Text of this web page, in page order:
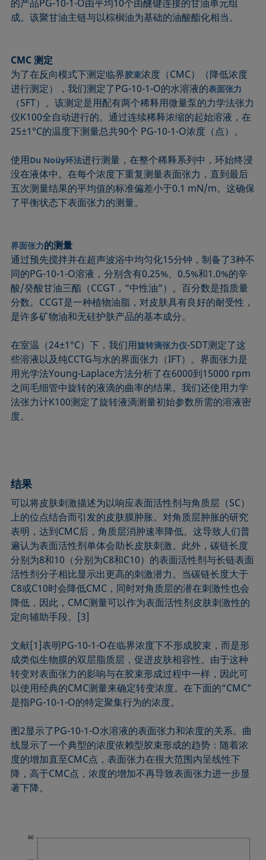
的产品PG-10-1-O由平均10个由醚键连接的甘油单元组
成。该聚甘油主链与以棕榈油为基础的油酸酯化相当。
CMC 测定
为了在反向模式下测定临界胶束浓度（CMC）（降低浓度
进行测定），我们测定了PG-10-1-O的水溶液的表面张力
（SFT）。该测定是用配有两个稀释用微量泵的力学法张力
仪K100全自动进行的。通过连续稀释浓缩的起始溶液，在
25±1°C的温度下测量总共90个 PG-10-1-O浓度（点）。
使用Du Noüy环法进行测量，在整个稀释系列中，环始终浸
没在液体中。在每个浓度下重复测量表面张力，直到最后
五次测量结果的平均值的标准偏差小于0.1 mN/m。这确保
了平衡状态下表面张力的测量。
界面张力的测量
通过预先搅拌并在超声波浴中均匀化15分钟，制备了3种不
同的PG-10-1-O溶液，分别含有0.25%、0.5%和1.0%的辛
酸/癸酸甘油三酯（CCGT，“中性油”）。百分数是指质量
分数。CCGT是一种植物油脂，对皮肤具有良好的耐受性，
是许多矿物油和无硅护肤产品的基本成分。
在室温（24±1°C）下，我们用旋转滴张力仪-SDT测定了这
些溶液以及纯CCTG与水的界面张力（IFT）。界面张力是
用光学法Young-Laplace方法分析了在6000到15000 rpm
之间毛细管中旋转的液滴的曲率的结果。我们还使用力学
法张力计K100测定了旋转液滴测量初始参数所需的溶液密
度。
结果
可以将皮肤刺激描述为以响应表面活性剂与角质层（SC）
上的位点结合而引发的皮肤膜肿胀。对角质层肿胀的研究
表明，达到CMC后，角质层消肿速率降低。这导致人们普
遍认为表面活性剂单体会助长皮肤刺激。此外，碳链长度
分别为8和10（分别为C8和C10）的表面活性剂与长链表面
活性剂分子相比显示出更高的刺激潜力。当碳链长度大于
C8或C10时会降低CMC，同时对角质层的潜在刺激性也会
降低，因此，CMC测量可以作为表面活性剂皮肤刺激性的
定向辅助手段。[3]
文献[1]表明PG-10-1-O在临界浓度下不形成胶束，而是形
成类似生物膜的双层脂质层，促进皮肤相容性。由于这种
转变对表面张力的影响与在胶束形成过程中一样，因此可
以使用经典的CMC测量来确定转变浓度。在下面的“CMC”
是指PG-10-1-O的特定聚集行为的浓度。
图2显示了PG-10-1-O水溶液的表面张力和浓度的关系。曲
线显示了一个典型的浓度依赖型胶束形成的趋势：随着浓
度的增加直至CMC点，表面张力在很大范围内呈线性下
降，高于CMC点，浓度的增加不再导致表面张力进一步显
著下降。